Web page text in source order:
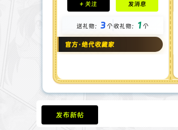
钻石 : 185 颗
金币 : 4 枚
在线时间 : 1951 小时
注册时间 : 2024-11-22
最后登录 : 2026-8-4
+ 关注 发消息
送礼物： 3个收礼物： 1 个
官方·绝代收藏家
发布新帖